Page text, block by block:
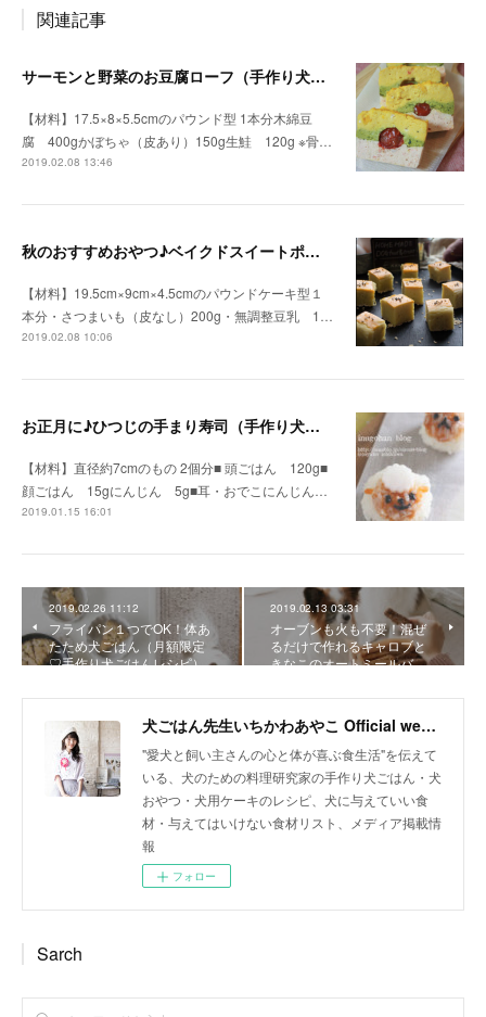
関連記事
サーモンと野菜のお豆腐ローフ（手作り犬おやつレシピ）
【材料】17.5×8×5.5cmのパウンド型 1本分木綿豆
腐 400gかぼちゃ（皮あり）150g生鮭 120g ※骨…
2019.02.08 13:46
秋のおすすめおやつ♪ベイクドスイートポテト（手作り犬おやつレシピ）
【材料】19.5cm×9cm×4.5cmのパウンドケーキ型１
本分・さつまいも（皮なし）200g・無調整豆乳 1…
2019.02.08 10:06
お正月に♪ひつじの手まり寿司（手作り犬おやつレシピ）
【材料】直径約7cmのもの 2個分■ 頭ごはん 120g■
顔ごはん 15gにんじん 5g■耳・おでこにんじん…
2019.01.15 16:01
2019.02.26 11:12
フライパン１つでOK！体あ
たため犬ごはん（月額限定
♡手作り犬ごはんレシピ）
2019.02.13 03:31
オーブンも火も不要！混ぜ
るだけで作れるキャロブと
きなこのオートミールバ…
犬ごはん先生いちかわあやこ Official web site
"愛犬と飼い主さんの心と体が喜ぶ食生活"を伝えて
いる、犬のための料理研究家の手作り犬ごはん・犬
おやつ・犬用ケーキのレシピ、犬に与えていい食
材・与えてはいけない食材リスト、メディア掲載情
報
フォロー
Sarch